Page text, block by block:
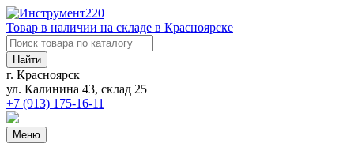
Товар в наличии на складе в Красноярске
Найти
г. Красноярск
ул. Калинина 43, склад 25
+7 (913) 175-16-11
Меню